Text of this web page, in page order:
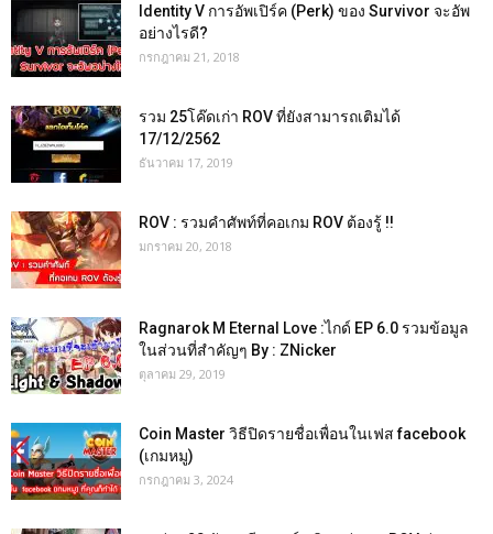
Identity V การอัพเปิร์ค (Perk) ของ Survivor จะอัพ
อย่างไรดี?
กรกฎาคม 21, 2018
รวม 25โค๊ดเก่า ROV ที่ยังสามารถเติมได้
17/12/2562
ธันวาคม 17, 2019
ROV : รวมคำศัพท์ที่คอเกม ROV ต้องรู้ !!
มกราคม 20, 2018
Ragnarok M Eternal Love :ไกด์ EP 6.0 รวมข้อมูล
ในส่วนที่สำคัญๆ By : ZNicker
ตุลาคม 29, 2019
Coin Master วิธีปิดรายชื่อเพื่อนในเฟส facebook
(เกมหมู)
กรกฎาคม 3, 2024